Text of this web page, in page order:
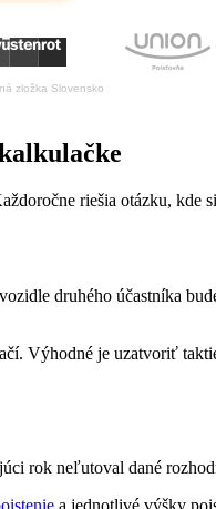
zložka Slovensko
riešia otázku, kde si
druhého účastníka
Výhodné je uzatvoriť
rok neľutoval dané
a jednotlivé výšky